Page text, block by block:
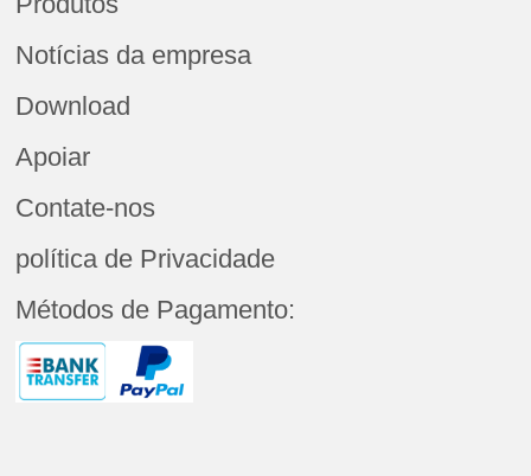
Notícias da empresa
Download
Apoiar
Contate-nos
política de Privacidade
Métodos de Pagamento: